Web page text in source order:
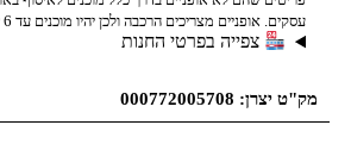
עסקים. אופניים מצריכים הרכבה ולכן יהיו מוכנים עד 6 ימי עסקים
צפייה בפרטי החנות
מק"ט יצרן: 000772005708